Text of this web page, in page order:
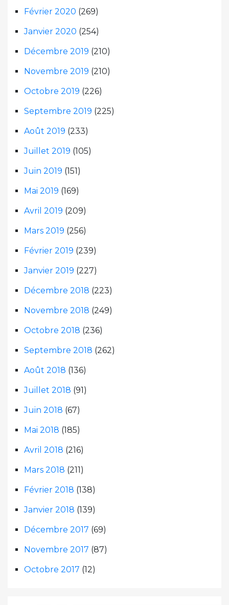
Février 2020 (269)
Janvier 2020 (254)
Décembre 2019 (210)
Novembre 2019 (210)
Octobre 2019 (226)
Septembre 2019 (225)
Août 2019 (233)
Juillet 2019 (105)
Juin 2019 (151)
Mai 2019 (169)
Avril 2019 (209)
Mars 2019 (256)
Février 2019 (239)
Janvier 2019 (227)
Décembre 2018 (223)
Novembre 2018 (249)
Octobre 2018 (236)
Septembre 2018 (262)
Août 2018 (136)
Juillet 2018 (91)
Juin 2018 (67)
Mai 2018 (185)
Avril 2018 (216)
Mars 2018 (211)
Février 2018 (138)
Janvier 2018 (139)
Décembre 2017 (69)
Novembre 2017 (87)
Octobre 2017 (12)